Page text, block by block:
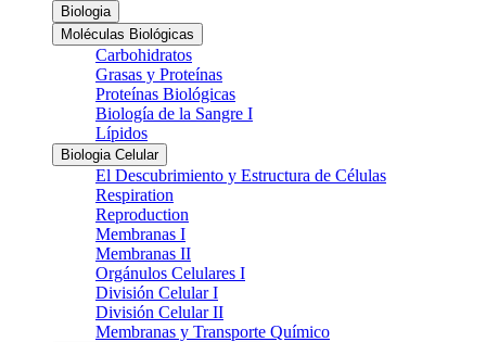
Biologia
Moléculas Biológicas
Carbohidratos
Grasas y Proteínas
Proteínas Biológicas
Biología de la Sangre I
Lípidos
Biologia Celular
El Descubrimiento y Estructura de Células
Respiration
Reproduction
Membranas I
Membranas II
Orgánulos Celulares I
División Celular I
División Celular II
Membranas y Transporte Químico